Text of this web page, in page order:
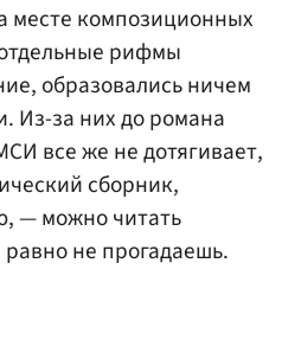
месте композиционных
рифмы
образовались ничем
Из-за них до романа
все же не дотягивает,
сборник,
— можно читать
не прогадаешь.